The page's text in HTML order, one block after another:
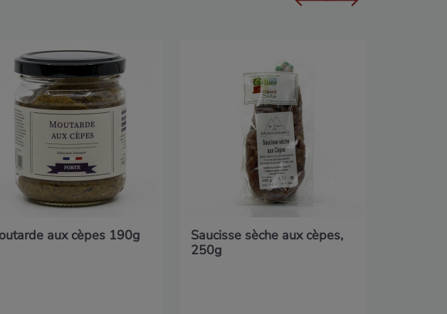
aux cèpes 190g
Saucisse sèche aux cèpes,
250g